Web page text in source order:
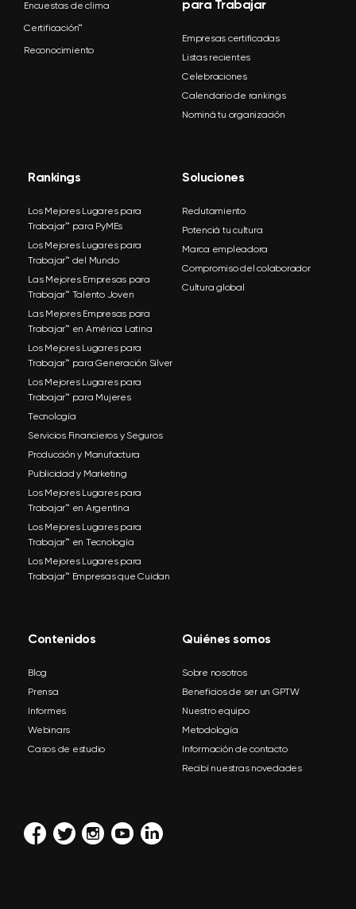
Encuestas de clima
Certificación™
Reconocimiento
para Trabajar
Empresas certificadas
Listas recientes
Celebraciones
Calendario de rankings
Nominá tu organización
Rankings
Los Mejores Lugares para
Trabajar™ para PyMEs
Los Mejores Lugares para
Trabajar™ del Mundo
Las Mejores Empresas para
Trabajar™ Talento Joven
Las Mejores Empresas para
Trabajar™ en América Latina
Los Mejores Lugares para
Trabajar™ para Generación Silver
Los Mejores Lugares para
Trabajar™ para Mujeres
Tecnología
Servicios Financieros y Seguros
Producción y Manufactura
Publicidad y Marketing
Los Mejores Lugares para
Trabajar™ en Argentina
Los Mejores Lugares para
Trabajar™ en Tecnología
Los Mejores Lugares para
Trabajar™ Empresas que Cuidan
Soluciones
Reclutamiento
Potenciá tu cultura
Marca empleadora
Compromiso del colaborador
Cultura global
Contenidos
Blog
Prensa
Informes
Webinars
Casos de estudio
Quiénes somos
Sobre nosotros
Beneficios de ser un GPTW
Nuestro equipo
Metodología
Información de contacto
Recibí nuestras novedades